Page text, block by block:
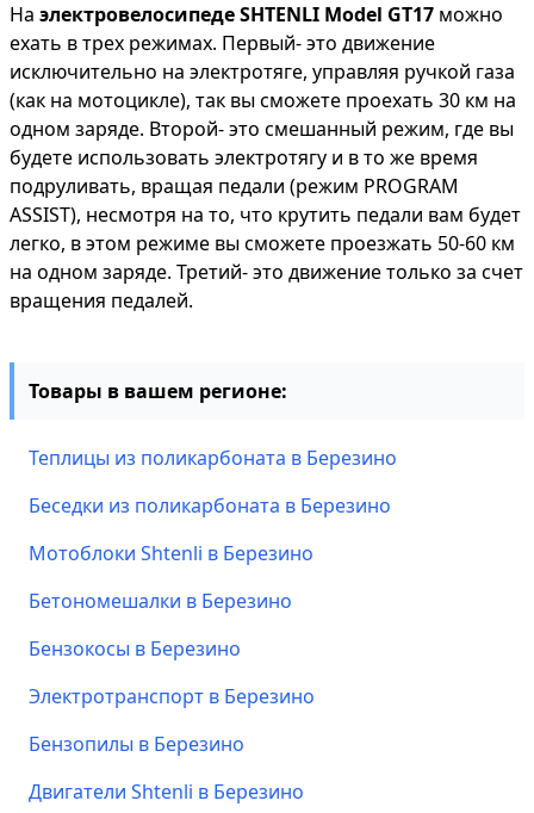
На электровелосипеде SHTENLI Model GT17 можно
ехать в трех режимах. Первый- это движение
исключительно на электротяге, управляя ручкой газа
(как на мотоцикле), так вы сможете проехать 30 км на
одном заряде. Второй- это смешанный режим, где вы
будете использовать электротягу и в то же время
подруливать, вращая педали (режим PROGRAM
ASSIST), несмотря на то, что крутить педали вам будет
легко, в этом режиме вы сможете проезжать 50-60 км
на одном заряде. Третий- это движение только за счет
вращения педалей.
Товары в вашем регионе:
Теплицы из поликарбоната в Березино
Беседки из поликарбоната в Березино
Мотоблоки Shtenli в Березино
Бетономешалки в Березино
Бензокосы в Березино
Электротранспорт в Березино
Бензопилы в Березино
Двигатели Shtenli в Березино